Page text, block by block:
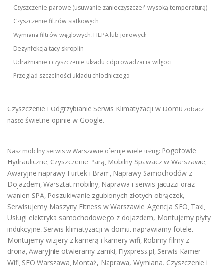
Czyszczenie parowe (usuwanie zanieczyszczeń wysoką temperaturą)
Czyszczenie filtrów siatkowych
Wymiana filtrów węglowych, HEPA lub jonowych
Dezynfekcja tacy skroplin
Udrażnianie i czyszczenie układu odprowadzania wilgoci
Przegląd szczelności układu chłodniczego
Czyszczenie i Odgrzybianie Serwis Klimatyzacji w Domu zobacz
nasze świetne opinie w Google.
Nasz mobilny serwis w Warszawie oferuje wiele usług: Pogotowie
Hydrauliczne, Czyszczenie Parą, Mobilny Spawacz w Warszawie,
Awaryjne naprawy Furtek i Bram, Naprawy Samochodów z
Dojazdem, Warsztat mobilny, Naprawa i serwis jacuzzi oraz
wanien SPA, Poszukiwanie zgubionych złotych obrączek,
Serwisujemy Maszyny Fitness w Warszawie, Agencja SEO, Taxi,
Usługi elektryka samochodowego z dojazdem, Montujemy płyty
indukcyjne, Serwis klimatyzacji w domu, naprawiamy fotele,
Montujemy wizjery z kamerą i kamery wifi, Robimy filmy z
drona, Awaryjnie otwieramy zamki, Flyxpress.pl, Serwis Kamer
Wifi, SEO Warszawa, Montaż, Naprawa, Wymiana, Czyszczenie i